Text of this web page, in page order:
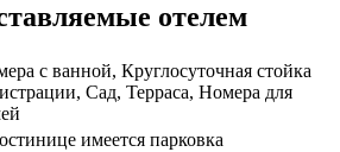
отелем
с ванной, Круглосуточная стойка
Сад, Терраса, Номера для
имеется парковка